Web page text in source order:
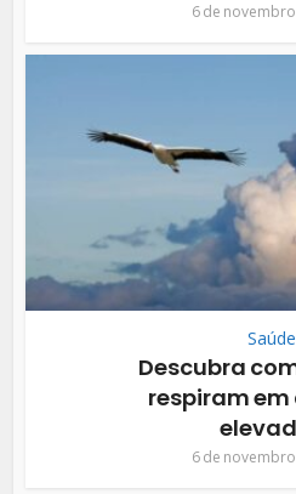
6 de
Saúde
Descubra
respiram
6 de